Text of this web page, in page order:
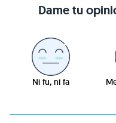
Dame tu
Ni fu, ni fa